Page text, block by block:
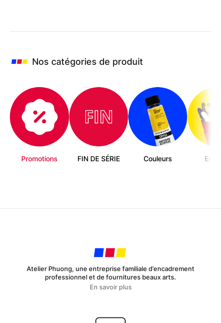
Nos catégories de produit
Promotions FIN DE SÉRIE Couleurs
Atelier Phuong, une entreprise familiale d’encadrement
professionnel et de fournitures beaux arts.
En savoir plus